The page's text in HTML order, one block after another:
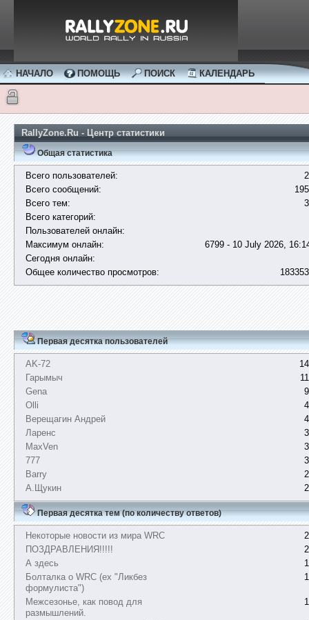
НАЧАЛО ПОМОЩЬ ПОИСК КАЛЕНДАРЬ
RallyZone.Ru - Центр статистики
Общая статистика
Всего пользователей:
Всего сообщений:
Всего тем:
Всего категорий:
Пользователей онлайн:
Максимум онлайн:
6799 - 10 July 2026,
Сегодня онлайн:
Общее количество просмотров:
Первая десятка пользователей
AK-72
Гарымыч
Gena
Olli
Верещагин Андрей
Ларенс
MaxVen
777
Barry
А.Щукин
Первая десятка тем (по количеству ответов)
Некоторые новости из мира WRC
ПОЗДРАВЛЕНИЯ!!!!!
А здесь
Болталка о WRC (ex "Ликбез
формулиста")
Межсезонье, как повод для
размышлений.